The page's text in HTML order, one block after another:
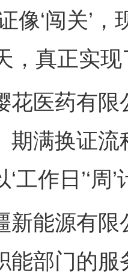
像‘闯关’
，真正实现
医药有限
期满换证
工作日’‘周
能源有限
能部门的